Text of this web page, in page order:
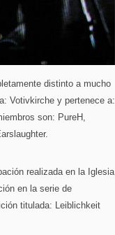
distinto a mucho
Votivkirche y pertenece a:
son: PureH,
realizada en la Iglesia
en la serie de
titulada: Leiblichkeit